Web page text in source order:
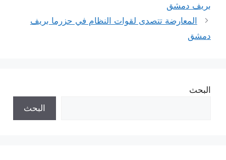
بريف دمشق
المعارضة تتصدى لقوات النظام في حزرما بريف
دمشق
البحث
البحث